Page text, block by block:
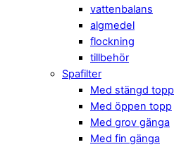
vattenbalans
algmedel
flockning
tillbehör
Spafilter
Med stängd topp
Med öppen topp
Med grov gänga
Med fin gänga